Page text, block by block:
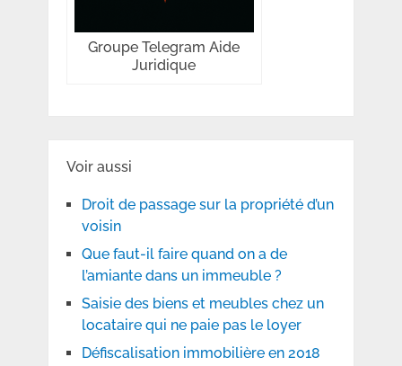
Groupe Telegram Aide
Juridique
Voir aussi
Droit de passage sur la propriété d’un
voisin
Que faut-il faire quand on a de
l’amiante dans un immeuble ?
Saisie des biens et meubles chez un
locataire qui ne paie pas le loyer
Défiscalisation immobilière en 2018